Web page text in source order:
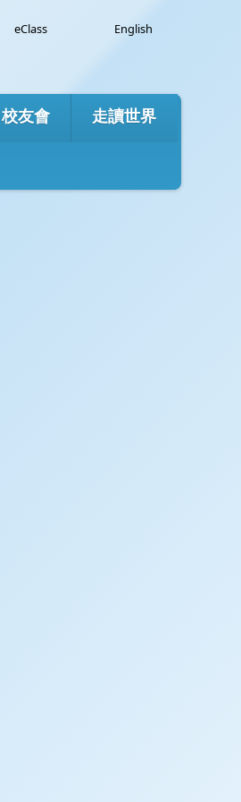
eClass English
校友會 走讀世界